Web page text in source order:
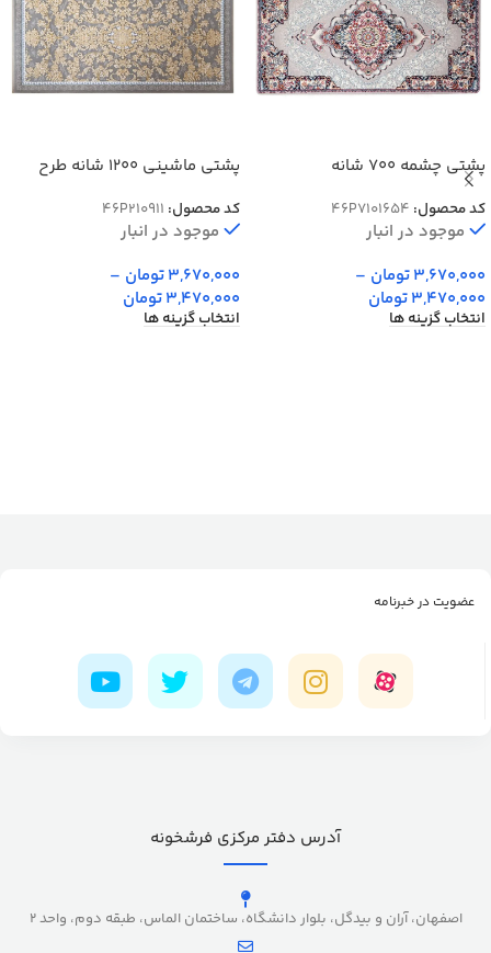
پشتی چشمه 700 شانه
کد محصول: 46P7101654
موجود در انبار
3,670,000تومان –
3,470,000تومان
انتخاب گزینه ها
پشتی ماشینی 1200 شانه طرح
کد محصول: 46P210911
موجود در انبار
3,670,000تومان –
3,470,000تومان
انتخاب گزینه ها
عضویت در خبرنامه
آدرس دفتر مرکزی فرشخونه
اصفهان، آران و بیدگل، بلوار دانشگاه، ساختمان الماس، طبقه دوم، واحد 2